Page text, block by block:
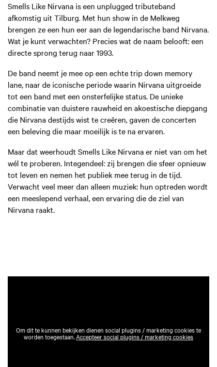
Smells Like Nirvana is een unplugged tributeband
afkomstig uit Tilburg. Met hun show in de Melkweg
brengen ze een hun eer aan de legendarische band Nirvana.
Wat je kunt verwachten? Precies wat de naam belooft: een
directe sprong terug naar 1993.
De band neemt je mee op een echte trip down memory
lane, naar de iconische periode waarin Nirvana uitgroeide
tot een band met een onsterfelijke status. De unieke
combinatie van duistere rauwheid en akoestische diepgang
die Nirvana destijds wist te creëren, gaven de concerten
een beleving die maar moeilijk is te na ervaren.
Maar dat weerhoudt Smells Like Nirvana er niet van om het
wél te proberen. Integendeel: zij brengen die sfeer opnieuw
tot leven en nemen het publiek mee terug in de tijd.
Verwacht veel meer dan alleen muziek: hun optreden wordt
een meeslepend verhaal, een ervaring die de ziel van
Nirvana raakt.
Om dit te kunnen bekijken dienen social plugins / marketing cookies te
worden toegestaan.Accepteer social plugins / marketing cookies